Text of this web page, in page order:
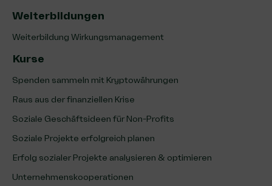
Weiterbildungen
Weiterbildung Wirkungsmanagement
Kurse
Spenden sammeln mit Kryptowährungen
Raus aus der finanziellen Krise
Soziale Geschäftsideen für Non-Profits
Soziale Projekte erfolgreich planen
Erfolg sozialer Projekte analysieren & optimieren
Unternehmenskooperationen